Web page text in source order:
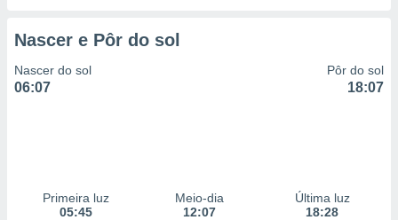
Nascer e Pôr do sol
Nascer do sol
06:07
Pôr do sol
18:07
Primeira luz
05:45
Meio-dia
12:07
Última luz
18:28